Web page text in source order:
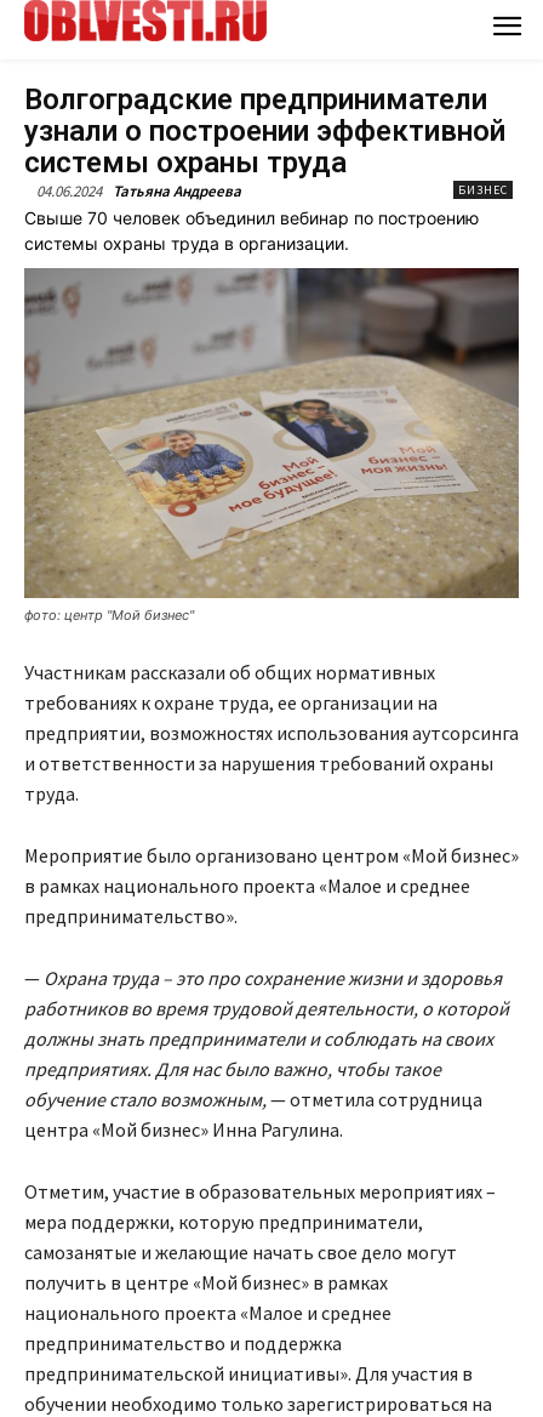
Волгоградские предприниматели
узнали о построении эффективной
системы охраны труда
04.06.2024 Татьяна Андреева БИЗНЕС
Свыше 70 человек объединил вебинар по построению
системы охраны труда в организации.
фото: центр "Мой бизнес"
Участникам рассказали об общих нормативных
требованиях к охране труда, ее организации на
предприятии, возможностях использования аутсорсинга
и ответственности за нарушения требований охраны
труда.
Мероприятие было организовано центром «Мой бизнес»
в рамках национального проекта «Малое и среднее
предпринимательство».
— Охрана труда – это про сохранение жизни и здоровья
работников во время трудовой деятельности, о которой
должны знать предприниматели и соблюдать на своих
предприятиях. Для нас было важно, чтобы такое
обучение стало возможным,— отметила сотрудница
центра «Мой бизнес» Инна Рагулина.
Отметим, участие в образовательных мероприятиях –
мера поддержки, которую предприниматели,
самозанятые и желающие начать свое дело могут
получить в центре «Мой бизнес» в рамках
национального проекта «Малое и среднее
предпринимательство и поддержка
предпринимательской инициативы». Для участия в
обучении необходимо только зарегистрироваться на